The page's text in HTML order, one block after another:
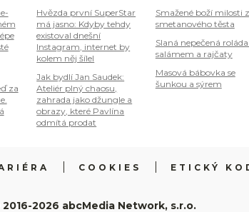
za
Hvězda první SuperStar
má jasno: Kdyby tehdy
existoval dnešní
Instagram, internet by
kolem něj šílel
Jak bydlí Jan Saudek:
Ateliér plný chaosu,
zahrada jako džungle a
obrazy, které Pavlína
odmítá prodat
Smažené boží milosti
smetanového těsta
Slaná nepečená roláda
salámem a rajčaty
Masová bábovka se
šunkou a sýrem
COOKIES ETICKÝ
2026 abcMedia Network, s.r.o.